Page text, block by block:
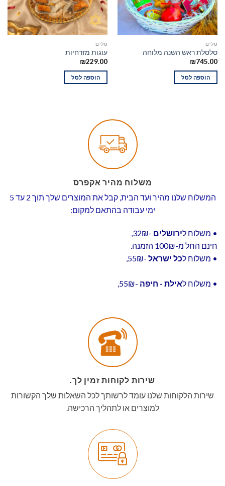
סלים
סלסלת ראש השנה מלוחה
₪745.00
הוספה לסל
סלים
עוגות מזרחיות
₪229.00
הוספה לסל
משלוח מהיר אקפרס
המשלוח שלנו מהיר ועד הבית, קבל את המוצרים שלך תוך 2 עד 5
ימי עבודה בהתאם למקום:
• משלוח לירושלים -32₪,
חינם החל מ-100₪ הזמנה.
• משלוח לכל ישראל -55₪,
• משלוח לאילת - חיפה -55₪,
שירות לקוחות זמין לך.
שירות הלקוחות שלנו עומד לרשותך לכל השאלות שלך הקשורות
למוצרים או לתהליך הרכישה.